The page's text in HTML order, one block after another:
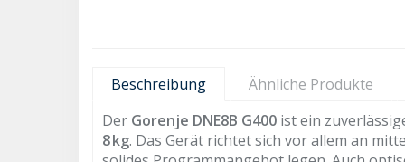
Beschreibung
Ähnliche Produkte
Der Gorenje DNE8B G400 ist ein
8 kg. Das Gerät richtet sich vor allem an